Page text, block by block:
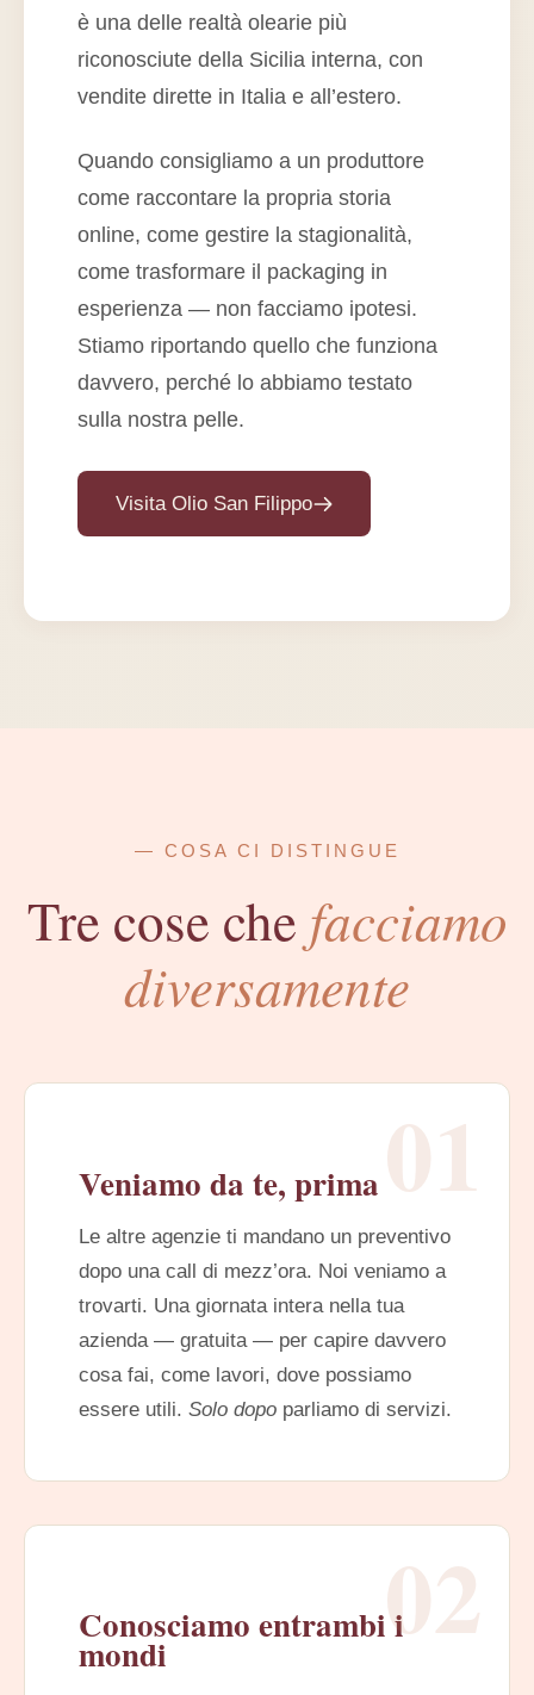
è una delle realtà olearie più
riconosciute della Sicilia interna, con
vendite dirette in Italia e all’estero.
Quando consigliamo a un produttore
come raccontare la propria storia
online, come gestire la stagionalità,
come trasformare il packaging in
esperienza — non facciamo ipotesi.
Stiamo riportando quello che funziona
davvero, perché lo abbiamo testato
sulla nostra pelle.
Visita Olio San Filippo
— COSA CI DISTINGUE
Tre cose che facciamo
diversamente
01
Veniamo da te, prima
Le altre agenzie ti mandano un preventivo
dopo una call di mezz’ora. Noi veniamo a
trovarti. Una giornata intera nella tua
azienda — gratuita — per capire davvero
cosa fai, come lavori, dove possiamo
essere utili. Solo dopo parliamo di servizi.
02
Conosciamo entrambi i
mondi